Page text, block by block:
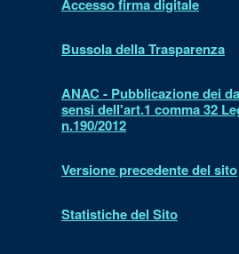
Accesso firma digitale
Bussola della Trasparenza
ANAC - Pubblicazione dei
sensi dell'art.1 comma 32
n.190/2012
Versione precedente del sito
Statistiche del Sito